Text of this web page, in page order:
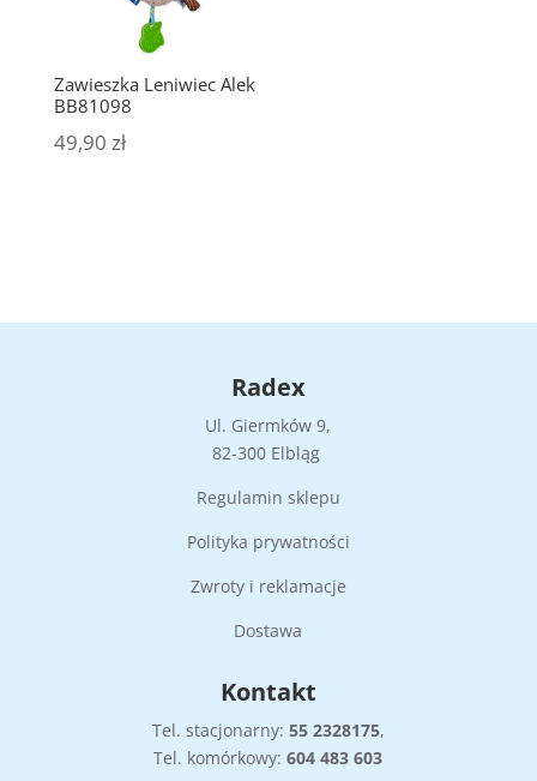
Zawieszka Leniwiec Alek
BB81098
49,90 zł
Radex
Ul. Giermków 9,
82-300 Elbląg
Regulamin sklepu
Polityka prywatności
Zwroty i reklamacje
Dostawa
Kontakt
Tel. stacjonarny: 55 2328175,
Tel. komórkowy:604 483 603